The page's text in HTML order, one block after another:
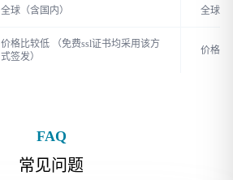
全球（含国内） 全球（
价格比较低 （免费ssl证书均采用该方
式签发）
价格中
FAQ
常见问题